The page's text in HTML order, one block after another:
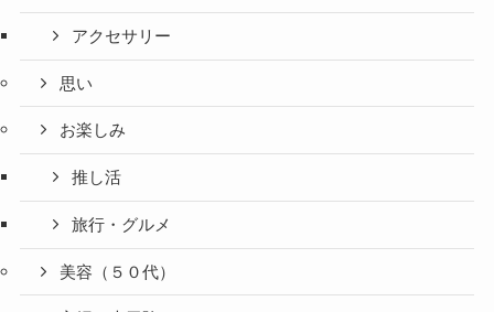
アクセサリー
思い
お楽しみ
推し活
旅行・グルメ
美容（５０代）